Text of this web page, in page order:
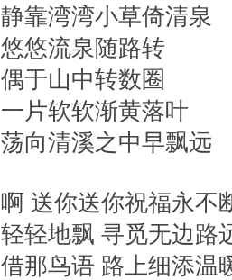
静靠湾湾小草倚清泉
悠悠流泉随路转
偶于山中转数圈
一片软软渐黄落叶
荡向清溪之中早飘远
啊 送你送你祝福永不
轻轻地飘 寻觅无边路
借那鸟语 路上细添温